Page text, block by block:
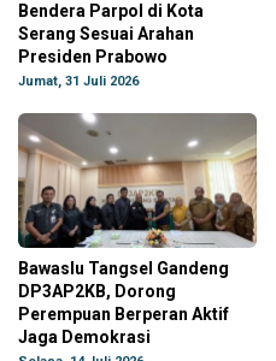
Bendera Parpol di Kota
Serang Sesuai Arahan
Presiden Prabowo
Jumat, 31 Juli 2026
Bawaslu Tangsel Gandeng
DP3AP2KB, Dorong
Perempuan Berperan Aktif
Jaga Demokrasi